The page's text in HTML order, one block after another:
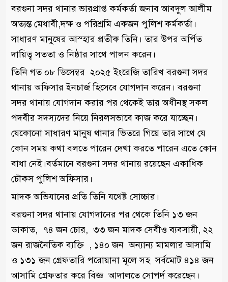
বরগুনা সদর থানার ভারপ্রাপ্ত কর্মকর্তা জনাব আবদুল আলীম
অত্যন্ত মেধাবী,দক্ষ ও পরিশ্রমি একজন পুলিশ কর্মকর্তা।
সাধারণ মানুষের আস্হার প্রতীক তিনি। তার উপর অর্পিত
দায়িত্ব সততা ও নিষ্ঠার সাথে পালন করেন।
তিনি গত ০৮ ডিসেম্বর ২০২৫ ইংরেজি তারিখ বরগুনা সদর
থানায় অফিসার ইনচার্জ হিসেবে যোগদান করেন। বরগুনা
সদর থানায় যোগদান করার পর থেকেই তার অধীনস্থ সকল
পদবীর সদস্যদের নিয়ে নিরলসভাবে কাজ করে যাচ্ছেন।
যেকোনো সাধারণ মানুষ থানার ভিতরে গিয়ে তার সাথে যে
কোন সময় কথা বলতে পারেন দেখা করতে পারেন এতে কোন
বাধা নেই।বর্তমানে বরগুনা সদর থানায় রয়েছেন একাধিক
চৌকস পুলিশ অফিসার।
মাদক অভিযানের প্রতি তিনি যথেষ্ট সোচ্চার।
বরগুনা সদর থানায় যোগদানের পর থেকে তিনি ১৩ জন
ডাকাত, ৭৪ জন চোর, ৩৩ জন মাদক সেবীও ব্যবসায়ী, ২২
জন রাজনৈতিক ব্যক্তি , ১৪০ জন অন্যান্য মামলার আসামি
ও ১৩১ জন গ্রেফতারি পরোয়ানা মূলে সহ সর্বমোট ৪১৪ জন
আসামি গ্রেফতার করে বিজ্ঞ আদালতে সোপর্দ করেছেন।